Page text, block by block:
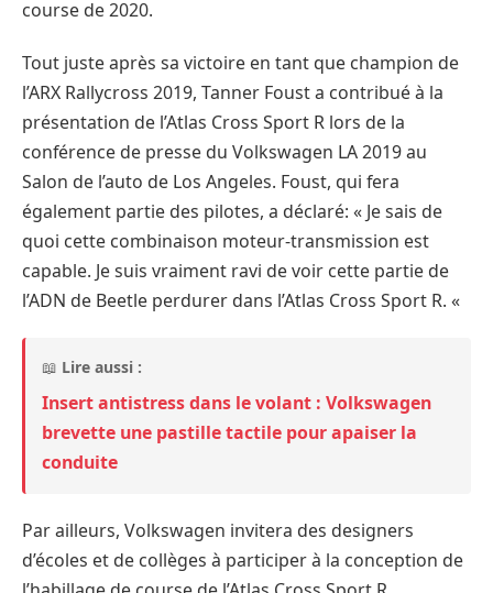
course de 2020.
Tout juste après sa victoire en tant que champion de
l’ARX Rallycross 2019, Tanner Foust a contribué à la
présentation de l’Atlas Cross Sport R lors de la
conférence de presse du Volkswagen LA 2019 au
Salon de l’auto de Los Angeles. Foust, qui fera
également partie des pilotes, a déclaré: « Je sais de
quoi cette combinaison moteur-transmission est
capable. Je suis vraiment ravi de voir cette partie de
l’ADN de Beetle perdurer dans l’Atlas Cross Sport R. «
📖 Lire aussi :
Insert antistress dans le volant : Volkswagen
brevette une pastille tactile pour apaiser la
conduite
Par ailleurs, Volkswagen invitera des designers
d’écoles et de collèges à participer à la conception de